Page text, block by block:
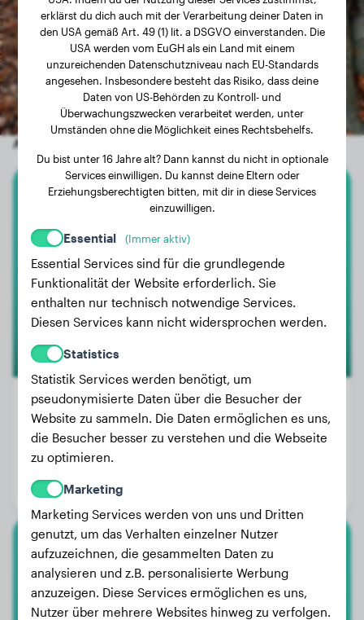
Andere zufällige Hunde
Dobermann
Schulz
Gewicht:
27 kg
Alter:
Geschlecht:
Border Collie
Mats
erklärst du dich auch mit der Verarbeitung deiner Daten in
den USA gemäß Art. 49 (1) lit. a DSGVO einverstanden. Die
USA werden vom EuGH als ein Land mit einem
unzureichenden Datenschutzniveau nach EU-Standards
angesehen. Insbesondere besteht das Risiko, dass deine
Daten von US-Behörden zu Kontroll- und
Überwachungszwecken verarbeitet werden, unter
Umständen ohne die Möglichkeit eines Rechtsbehelfs.
Du bist unter 16 Jahre alt? Dann kannst du nicht in optionale
Services einwilligen. Du kannst deine Eltern oder
Erziehungsberechtigten bitten, mit dir in diese Services
einzuwilligen.
Essential (Immer aktiv)
Essential Services sind für die grundlegende
Funktionalität der Website erforderlich. Sie
enthalten nur technisch notwendige Services.
Diesen Services kann nicht widersprochen werden.
Statistics
Statistik Services werden benötigt, um
pseudonymisierte Daten über die Besucher der
Website zu sammeln. Die Daten ermöglichen es uns,
die Besucher besser zu verstehen und die Webseite
zu optimieren.
Marketing
Marketing Services werden von uns und Dritten
genutzt, um das Verhalten einzelner Nutzer
aufzuzeichnen, die gesammelten Daten zu
analysieren und z.B. personalisierte Werbung
anzuzeigen. Diese Services ermöglichen es uns,
Nutzer über mehrere Websites hinweg zu verfolgen.